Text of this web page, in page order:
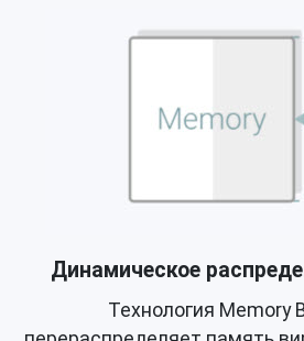
Динамическое
Технология Memory